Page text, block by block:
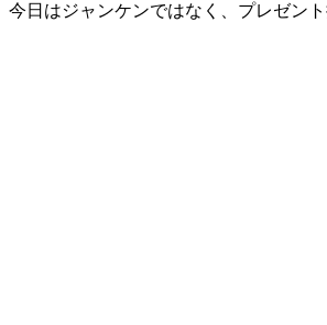
今日はジャンケンではなく、プレゼン